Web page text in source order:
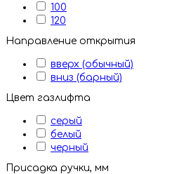
100
120
Направление открытия
вверх (обычный)
вниз (барный)
Цвет газлифта
серый
белый
черный
Присадка ручки, мм